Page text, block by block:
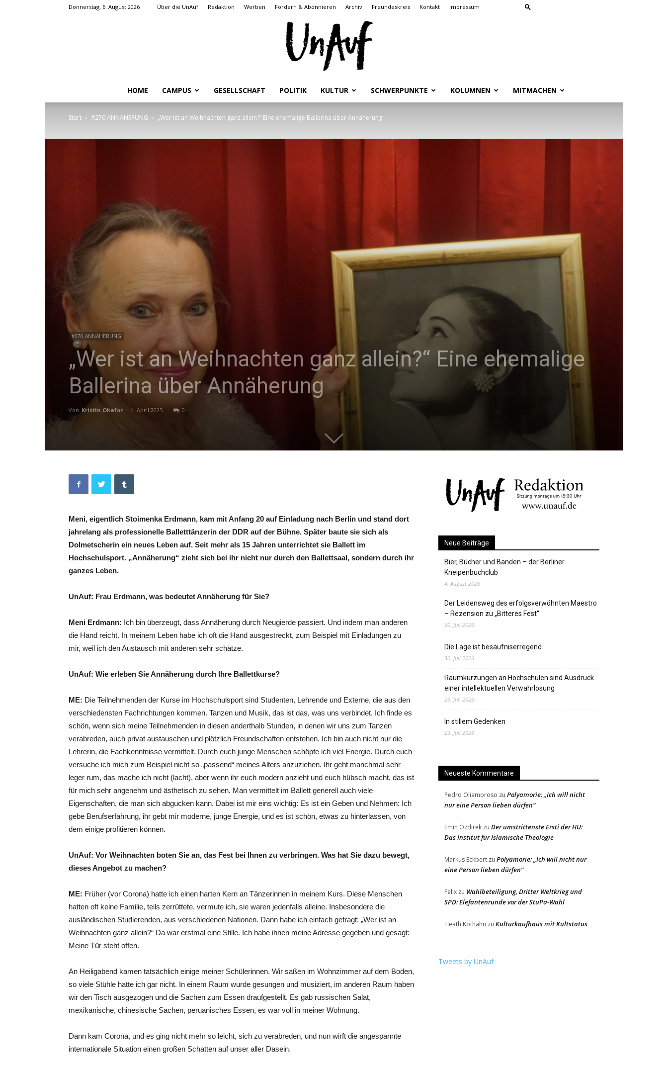
Donnerstag, 6. August 2026 Über die UnAuf Redaktion Werben Fördern & Abonnieren Archiv Freundeskreis Kontakt Impressum
der
HU
HOME CAMPUS GESELLSCHAFT POLITIK KULTUR SCHWERPUNKTE KOLUMNEN MITMACHEN
Start #270 ANNÄHERUNG „Wer ist an Weihnachten ganz allein?“ Eine ehemalige Ballerina über Annäherung
#270 ANNÄHERUNG
„Wer ist an Weihnachten ganz allein?“ Eine ehemalige
Ballerina über Annäherung
Von Kristin Okafor - 4. April 2025 0
Meni, eigentlich Stoimenka Erdmann, kam mit Anfang 20 auf Einladung nach Berlin und stand dort
jahrelang als professionelle Balletttänzerin der DDR auf der Bühne. Später baute sie sich als
Dolmetscherin ein neues Leben auf. Seit mehr als 15 Jahren unterrichtet sie Ballett im
Hochschulsport. „Annäherung“ zieht sich bei ihr nicht nur durch den Ballettsaal, sondern durch ihr
ganzes Leben.
UnAuf: Frau Erdmann, was bedeutet Annäherung für Sie?
Meni Erdmann: Ich bin überzeugt, dass Annäherung durch Neugierde passiert. Und indem man anderen
die Hand reicht. In meinem Leben habe ich oft die Hand ausgestreckt, zum Beispiel mit Einladungen zu
mir, weil ich den Austausch mit anderen sehr schätze.
UnAuf: Wie erleben Sie Annäherung durch Ihre Ballettkurse?
ME: Die Teilnehmenden der Kurse im Hochschulsport sind Studenten, Lehrende und Externe, die aus den
verschiedensten Fachrichtungen kommen. Tanzen und Musik, das ist das, was uns verbindet. Ich finde es
schön, wenn sich meine Teilnehmenden in diesen anderthalb Stunden, in denen wir uns zum Tanzen
verabreden, auch privat austauschen und plötzlich Freundschaften entstehen. Ich bin auch nicht nur die
Lehrerin, die Fachkenntnisse vermittelt. Durch euch junge Menschen schöpfe ich viel Energie. Durch euch
versuche ich mich zum Beispiel nicht so „passend“ meines Alters anzuziehen. Ihr geht manchmal sehr
leger rum, das mache ich nicht (lacht), aber wenn ihr euch modern anzieht und euch hübsch macht, das ist
für mich sehr angenehm und ästhetisch zu sehen. Man vermittelt im Ballett generell auch viele
Eigenschaften, die man sich abgucken kann. Dabei ist mir eins wichtig: Es ist ein Geben und Nehmen: Ich
gebe Berufserfahrung, ihr gebt mir moderne, junge Energie, und es ist schön, etwas zu hinterlassen, von
dem einige profitieren können.
UnAuf: Vor Weihnachten boten Sie an, das Fest bei Ihnen zu verbringen. Was hat Sie dazu bewegt,
dieses Angebot zu machen?
ME: Früher (vor Corona) hatte ich einen harten Kern an Tänzerinnen in meinem Kurs. Diese Menschen
hatten oft keine Familie, teils zerrüttete, vermute ich, sie waren jedenfalls alleine. Insbesondere die
ausländischen Studierenden, aus verschiedenen Nationen. Dann habe ich einfach gefragt: „Wer ist an
Weihnachten ganz allein?“ Da war erstmal eine Stille. Ich habe ihnen meine Adresse gegeben und gesagt:
Meine Tür steht offen.
An Heiligabend kamen tatsächlich einige meiner Schülerinnen. Wir saßen im Wohnzimmer auf dem Boden,
so viele Stühle hatte ich gar nicht. In einem Raum wurde gesungen und musiziert, im anderen Raum haben
wir den Tisch ausgezogen und die Sachen zum Essen draufgestellt. Es gab russischen Salat,
mexikanische, chinesische Sachen, peruanisches Essen, es war voll in meiner Wohnung.
Dann kam Corona, und es ging nicht mehr so leicht, sich zu verabreden, und nun wirft die angespannte
internationale Situation einen großen Schatten auf unser aller Dasein.
Neue Beiträge
Bier, Bücher und Banden – der Berliner
Kneipenbuchclub
4. August 2026
Der Leidensweg des erfolgsverwöhnten Maestro
– Rezension zu „Bitteres Fest“
30. Juli 2026
Die Lage ist besäufniserregend
30. Juli 2026
Raumkürzungen an Hochschulen sind Ausdruck
einer intellektuellen Verwahrlosung
29. Juli 2026
In stillem Gedenken
29. Juli 2026
Neueste Kommentare
Pedro Oliamoroso zu Polyamorie: „Ich will nicht
nur eine Person lieben dürfen“
Emin Özdirek zu Der umstrittenste Ersti der HU:
Das Institut für Islamische Theologie
Markus Eckbert zu Polyamorie: „Ich will nicht nur
eine Person lieben dürfen“
Felix zu Wahlbeteiligung, Dritter Weltkrieg und
SPD: Elefantenrunde vor der StuPa-Wahl
Heath Kothahn zu Kulturkaufhaus mit Kultstatus
Tweets by UnAuf